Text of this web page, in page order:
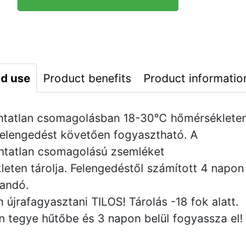
use Product benefits Product
csomagolásban 18-30°C
követően fogyasztható. A
csomagolású zsemléket
tárolja. Felengedéstől számított 4 napon
újrafagyasztani TILOS! Tárolás -18 fok alatt.
tegye hűtőbe és 3 napon belül fogyassza el!